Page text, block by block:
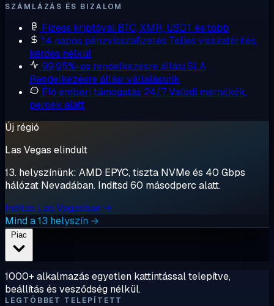
SZÁMLÁZÁS ÉS BIZALOM
Fizess kriptóval BTC, XMR, USDT és több
14 napos pénzvisszafizetés Teljes visszatérítés,
kérdés nélkül
99,95%-os rendelkezésre állási SLA
Rendelkezésre állási vállalásunk
Élő emberi támogatás 24/7Valódi mérnökök,
percek alatt
Új régió
Las Vegas elindult
13. helyszínünk: AMD EPYC, tiszta NVMe és 40 Gbps
hálózat Nevadában. Indítsd 60 másodperc alatt.
Indítás Las Vegasban →
Mind a 13 helyszín →
1000+ alkalmazás egyetlen kattintással telepítve,
beállítás és vesződség nélkül.
LEGTÖBBET TELEPÍTETT